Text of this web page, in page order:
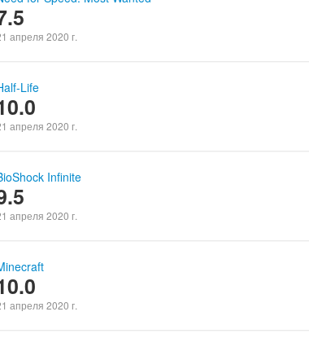
апреля 2020 г.
Life
апреля 2020 г.
Infinite
апреля 2020 г.
апреля 2020 г.